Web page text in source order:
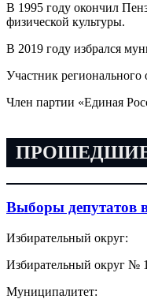
В 1995 году окончил
физической культуры.
В 2019 году избрался
Участник
Член партии «Единая
Выборы депутатов
Избирательный округ:
Избирательный округ № 1
Муниципалитет: